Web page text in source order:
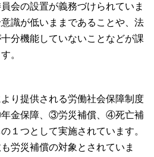
会の設置が義務づけられていま
識が低いままであることや、法
分機能していないことなどが課
。
り提供される労働社会保障制度
金保障、③労災補償、④死亡補
１つとして実施されています。
労災補償の対象とされていま